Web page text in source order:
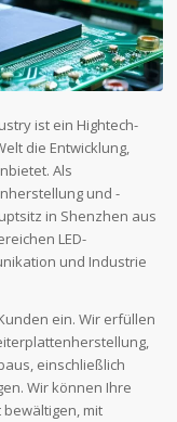
ist ein Hightech-
die Entwicklung,
Als
und -
in Shenzhen aus
LED-
und Industrie
ein. Wir erfüllen
einschließlich
Wir können Ihre
mit